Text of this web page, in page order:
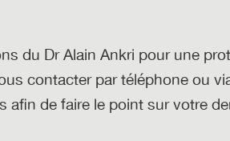
du Dr Alain Ankri pour une
contacter par téléphone ou
de faire le point sur votre